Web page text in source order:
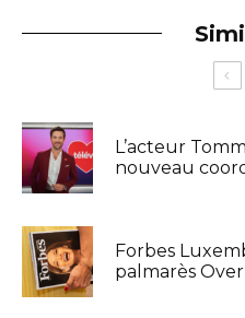
L’acteur
nouveau
Forbes
palmarès